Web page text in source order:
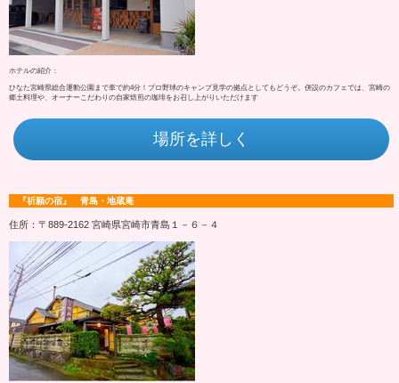
ホテルの紹介：
ひなた宮崎県総合運動公園まで車で約4分！プロ野球のキャンプ見学の拠点としてもどうぞ。併設のカフェでは、宮崎の
郷土料理や、オーナーこだわりの自家焙煎の珈琲をお召し上がりいただけます
場所を詳しく
『祈願の宿』 青島・地蔵庵
住所：〒889-2162 宮崎県宮崎市青島１－６－４